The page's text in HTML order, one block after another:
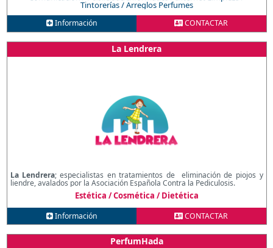
Tintorerías / Arreglos Perfumes
Información CONTACTAR
La Lendrera
La Lendrera; especialistas en tratamientos de eliminación de piojos y
liendre, avalados por la Asociación Española Contra la Pediculosis.
Estética / Cosmética / Dietética
Información CONTACTAR
PerfumHada